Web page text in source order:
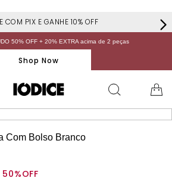
COM PIX E GANHE 10% OFF
50% OFF + 20% EXTRA acima de 2 peças
Shop Now
Com Bolso Branco
50%OFF